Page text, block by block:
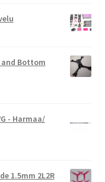
and Bottom
- Harmaa/
1.5mm 2L2R